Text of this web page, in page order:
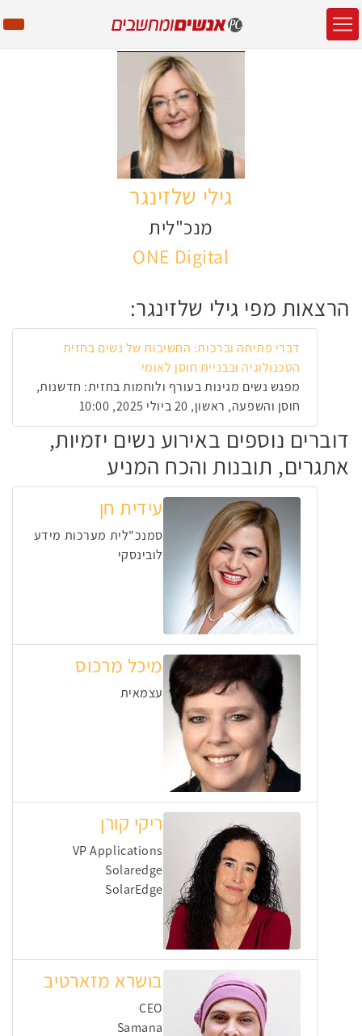
גילי שלזינגר
מנכ"לית
ONE Digital
הרצאות מפי גילי שלזינגר:
דברי פתיחה וברכות: החשיבות של נשים בחזית
הטכנולוגיה ובבניית חוסן לאומי
מפגש נשים מגינות בעורף ולוחמות בחזית: חדשנות,
חוסן והשפעה, ראשון, 20 ביולי 2025, 10:00
דוברים נוספים באירוע נשים יזמיות,
אתגרים, תובנות והכח המניע
עידית חן
סמנכ"לית מערכות מידע
לובינסקי
מיכל מרכוס
עצמאית
ריקי קורן
VP Applications
Solaredge
SolarEdge
בושרא מזארטיב
CEO
Samana